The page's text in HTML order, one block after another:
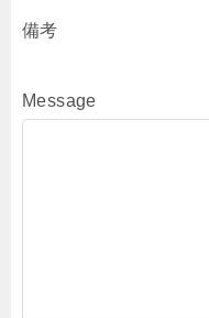
備考
Message